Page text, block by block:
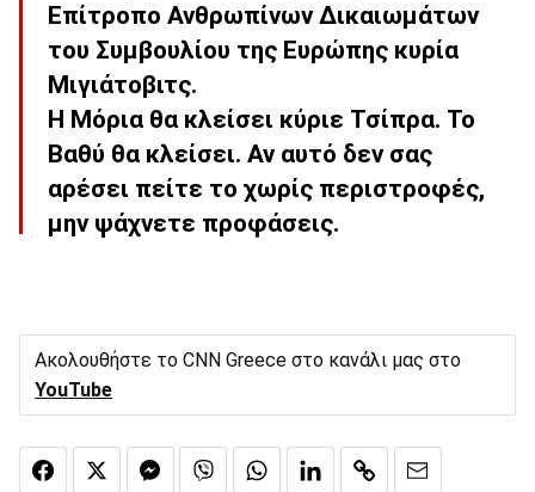
Επίτροπο Ανθρωπίνων Δικαιωμάτων
του Συμβουλίου της Ευρώπης κυρία
Μιγιάτοβιτς.
Η Μόρια θα κλείσει κύριε Τσίπρα. Το
Βαθύ θα κλείσει. Αν αυτό δεν σας
αρέσει πείτε το χωρίς περιστροφές,
μην ψάχνετε προφάσεις.
Ακολουθήστε το CNN Greece στο κανάλι μας στο
YouTube